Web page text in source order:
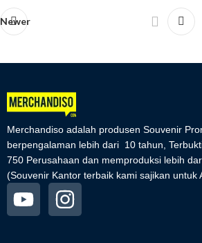
Newer
Merchandiso adalah produsen Souvenir
berpengalaman lebih dari 10 tahun,
750 Perusahaan dan memproduksi lebih
(Souvenir Kantor terbaik kami sajikan untuk